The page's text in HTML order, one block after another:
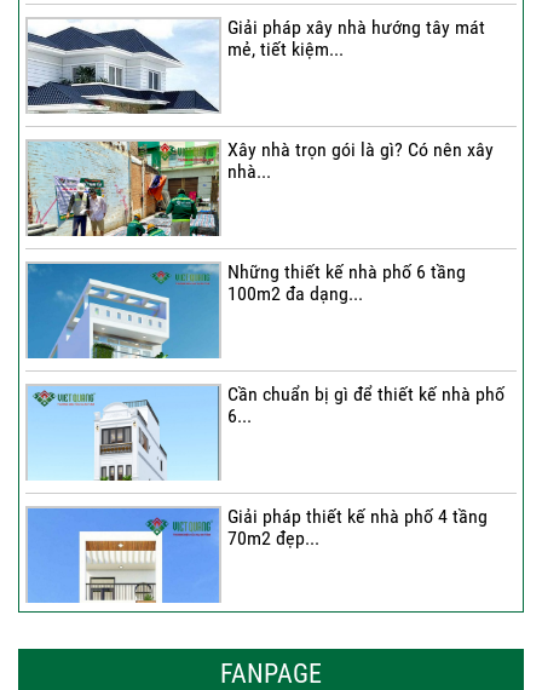
Giải pháp xây nhà hướng tây mát
mẻ, tiết kiệm...
Xây nhà trọn gói là gì? Có nên xây
nhà...
Những thiết kế nhà phố 6 tầng
100m2 đa dạng...
Cần chuẩn bị gì để thiết kế nhà phố
6...
Giải pháp thiết kế nhà phố 4 tầng
70m2 đẹp...
đẹp, sang...
FANPAGE